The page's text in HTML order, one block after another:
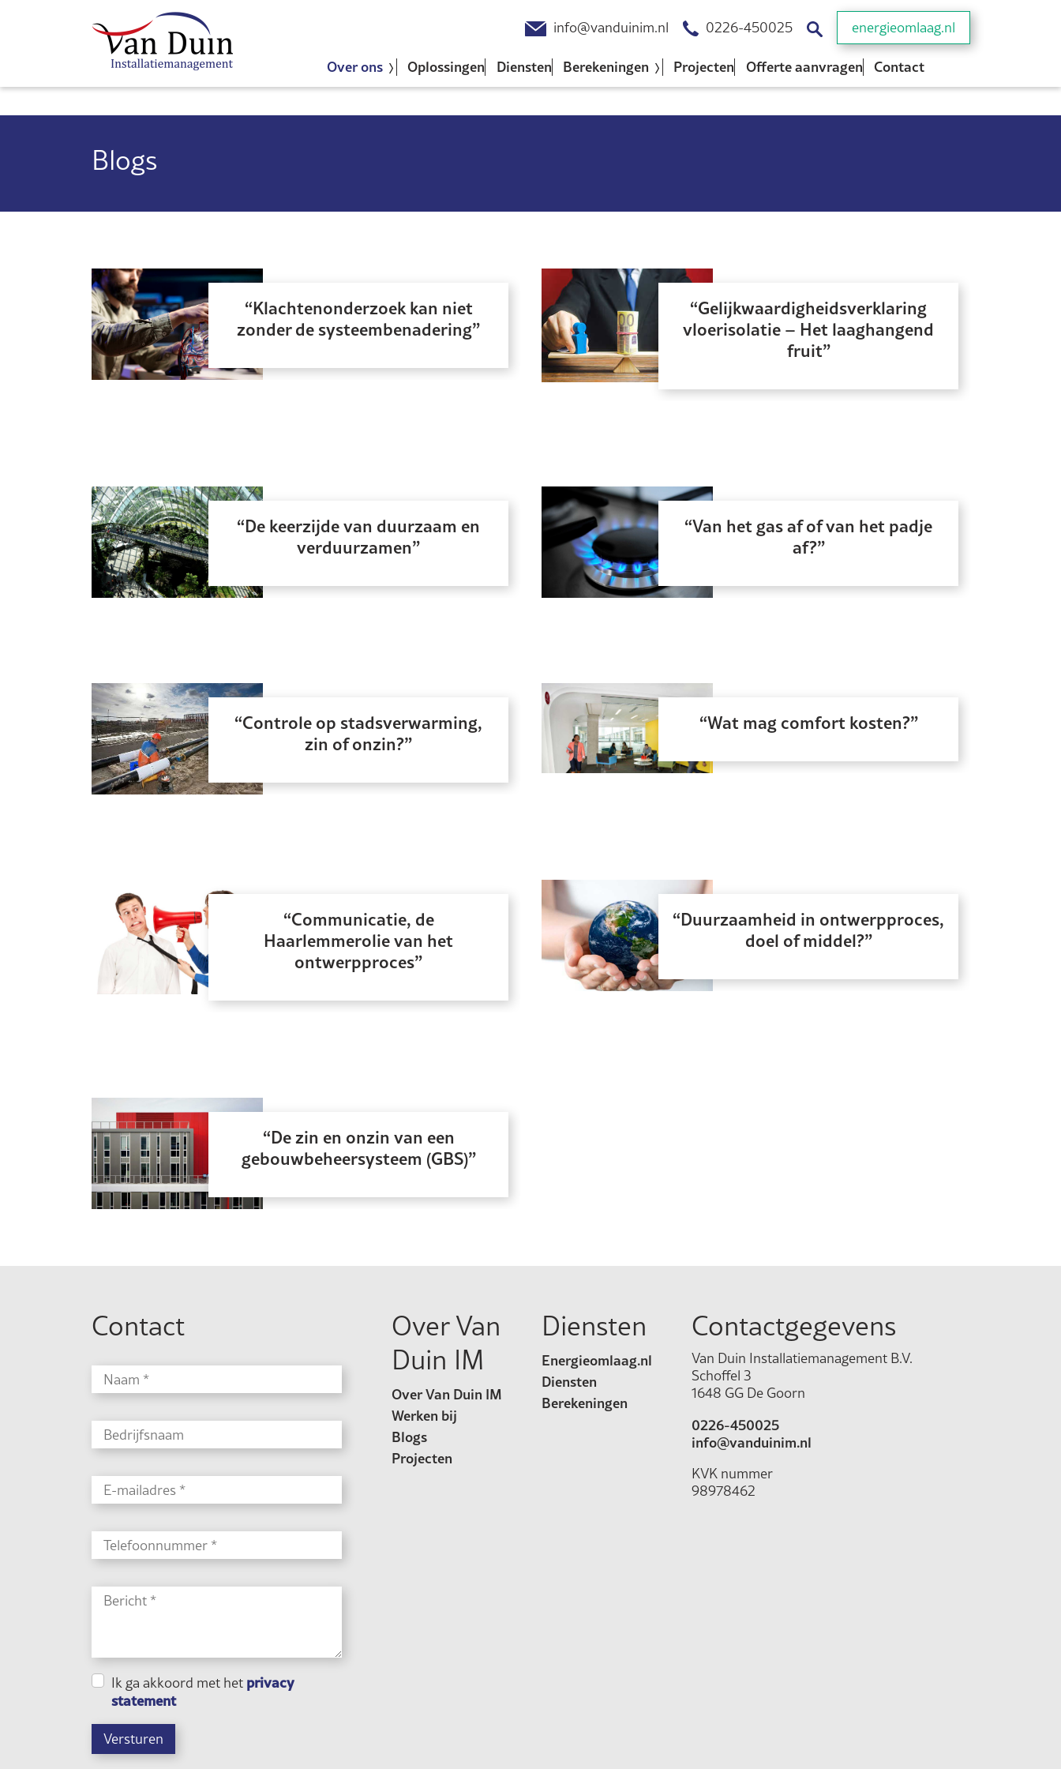
info@vanduinim.nl 0226-450025 energieomlaag.nl
Over ons Oplossingen Diensten Berekeningen Projecten Offerte aanvragen Contact
Blogs
Klachtenonderzoek kan niet
zonder de systeembenadering
Gelijkwaardigheidsverklaring
vloerisolatie – Het laaghangend
fruit
De keerzijde van duurzaam en
verduurzamen
Van het gas af of van het padje
af?
Controle op stadsverwarming,
zin of onzin?
Wat mag comfort kosten?
Communicatie, de
Haarlemmerolie van het
ontwerpproces
Duurzaamheid in ontwerpproces,
doel of middel?
De zin en onzin van een
gebouwbeheersysteem (GBS)
Contact
Ik ga akkoord met het privacy
statement
Versturen
Over Van
Duin IM
Over Van Duin IM
Werken bij
Blogs
Projecten
Diensten
Energieomlaag.nl
Diensten
Berekeningen
Contactgegevens
Van Duin Installatiemanagement B.V.
Schoffel 3
1648 GG De Goorn
0226-450025
info@vanduinim.nl
KVK nummer
98978462